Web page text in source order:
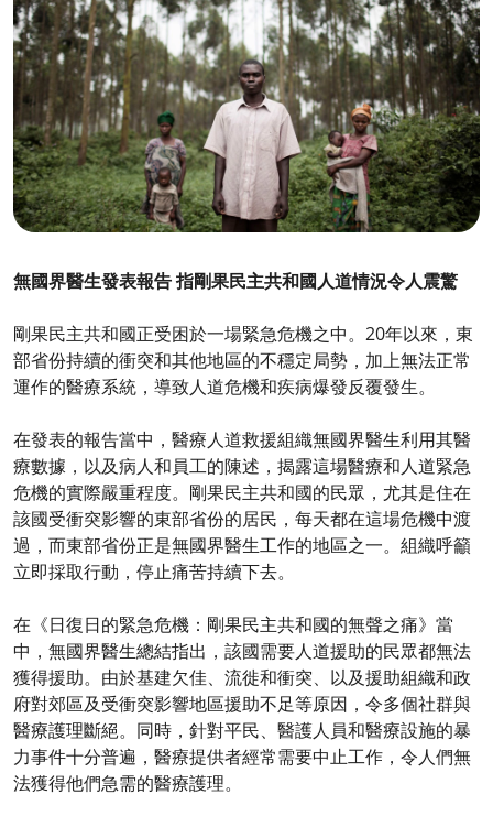
無國界醫生發表報告指剛果民主共和國人道情況令人震驚
剛果民主共和國正受困於一場緊急危機之中。20年以來，東
部省份持續的衝突和其他地區的不穩定局勢，加上無法正常
運作的醫療系統，導致人道危機和疾病爆發反覆發生。
在發表的報告當中，醫療人道救援組織無國界醫生利用其醫
療數據，以及病人和員工的陳述，揭露這場醫療和人道緊急
危機的實際嚴重程度。剛果民主共和國的民眾，尤其是住在
該國受衝突影響的東部省份的居民，每天都在這場危機中渡
過，而東部省份正是無國界醫生工作的地區之一。組織呼籲
立即採取行動，停止痛苦持續下去。
在《日復日的緊急危機：剛果民主共和國的無聲之痛》當
中，無國界醫生總結指出，該國需要人道援助的民眾都無法
獲得援助。由於基建欠佳、流徙和衝突、以及援助組織和政
府對郊區及受衝突影響地區援助不足等原因，令多個社群與
醫療護理斷絕。同時，針對平民、醫護人員和醫療設施的暴
力事件十分普遍，醫療提供者經常需要中止工作，令人們無
法獲得他們急需的醫療護理。